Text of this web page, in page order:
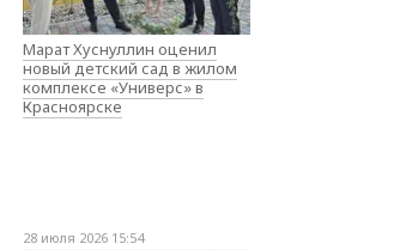
Марат Хуснуллин оценил
новый детский сад в жилом
комплексе «Универс» в
Красноярске
28 июля 2026 15:54